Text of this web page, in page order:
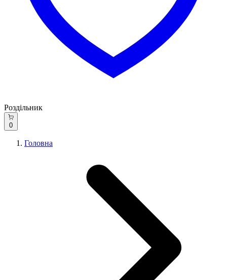
Роздільник
0
Головна